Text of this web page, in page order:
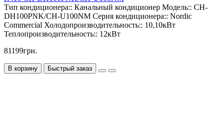
Тип кондиционера:: Канальный кондиционер Модель:: CH-
DH100PNK/CH-U100NM Серия кондиционера:: Nordic
Commercial Холодопроизводительность:: 10,10кВт
Теплопроизводительность:: 12кВт
81199грн.
В корзину Быстрый заказ